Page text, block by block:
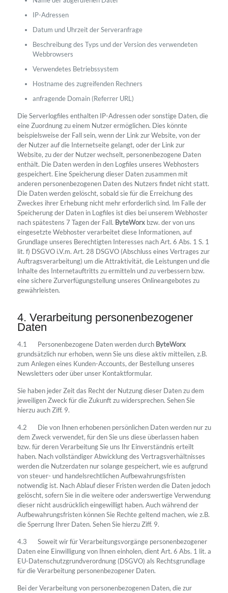
IP-Adressen
Datum und Uhrzeit der Serveranfrage
Beschreibung des Typs und der Version des verwendeten
Webbrowsers
Verwendetes Betriebssystem
Hostname des zugreifenden Rechners
anfragende Domain (Referrer URL)
Die Serverlogfiles enthalten IP-Adressen oder sonstige Daten, die
eine Zuordnung zu einem Nutzer ermöglichen. Dies könnte
beispielsweise der Fall sein, wenn der Link zur Website, von der
der Nutzer auf die Internetseite gelangt, oder der Link zur
Website, zu der der Nutzer wechselt, personenbezogene Daten
enthält. Die Daten werden in den Logfiles unseres Webhosters
gespeichert. Eine Speicherung dieser Daten zusammen mit
anderen personenbezogenen Daten des Nutzers findet nicht statt.
Die Daten werden gelöscht, sobald sie für die Erreichung des
Zweckes ihrer Erhebung nicht mehr erforderlich sind. Im Falle der
Speicherung der Daten in Logfiles ist dies bei unserem Webhoster
nach spätestens 7 Tagen der Fall. ByteWorxbzw. der von uns
eingesetzte Webhoster verarbeitet diese Informationen, auf
Grundlage unseres Berechtigten Interesses nach Art. 6 Abs. 1 S. 1
lit. f) DSGVO i.V.m. Art. 28 DSGVO (Abschluss eines Vertrages zur
Auftragsverarbeitung) um die Attraktivität, die Leistungen und die
Inhalte des Internetauftritts zu ermitteln und zu verbessern bzw.
eine sichere Zurverfügungstellung unseres Onlineangebotes zu
gewährleisten.
4. Verarbeitung personenbezogener
Daten
4.1 Personenbezogene Daten werden durch ByteWorx
grundsätzlich nur erhoben, wenn Sie uns diese aktiv mitteilen, z.B.
zum Anlegen eines Kunden-Accounts, der Bestellung unseres
Newsletters oder über unser Kontaktformular.
Sie haben jeder Zeit das Recht der Nutzung dieser Daten zu dem
jeweiligen Zweck für die Zukunft zu widersprechen. Sehen Sie
hierzu auch Ziff. 9.
4.2
Die von Ihnen erhobenen persönlichen Daten werden nur zu
dem Zweck verwendet, für den Sie uns diese überlassen haben
bzw. für deren Verarbeitung Sie uns Ihr Einverständnis erteilt
haben. Nach vollständiger Abwicklung des Vertragsverhältnisses
werden die Nutzerdaten nur solange gespeichert, wie es aufgrund
von steuer- und handelsrechtlichen Aufbewahrungsfristen
notwendig ist. Nach Ablauf dieser Fristen werden die Daten jedoch
gelöscht, sofern Sie in die weitere oder anderswertige Verwendung
dieser nicht ausdrücklich eingewilligt haben. Auch während der
Aufbewahrungsfristen können Sie Rechte geltend machen, wie z.B.
die Sperrung Ihrer Daten. Sehen Sie hierzu Ziff. 9.
4.3 Soweit wir für Verarbeitungsvorgänge personenbezogener
Daten eine Einwilligung von Ihnen einholen, dient Art. 6 Abs. 1 lit. a
EU-Datenschutzgrundverordnung (DSGVO) als Rechtsgrundlage
für die Verarbeitung personenbezogener Daten.
Bei der Verarbeitung von personenbezogenen Daten, die zur